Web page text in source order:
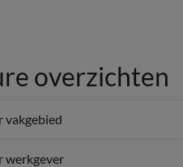
overzichten
vakgebied
werkgever